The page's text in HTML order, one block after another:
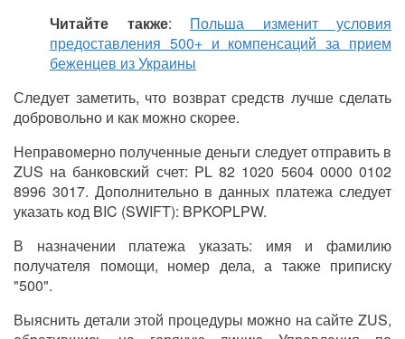
Читайте также: Польша изменит условия
предоставления 500+ и компенсаций за прием
беженцев из Украины
Следует заметить, что возврат средств лучше сделать
добровольно и как можно скорее.
Неправомерно полученные деньги следует отправить в
ZUS на банковский счет: PL 82 1020 5604 0000 0102
8996 3017. Дополнительно в данных платежа следует
указать код BIC (SWIFT): BPKOPLPW.
В назначении платежа указать: имя и фамилию
получателя помощи, номер дела, а также приписку
"500".
Выяснить детали этой процедуры можно на сайте ZUS,